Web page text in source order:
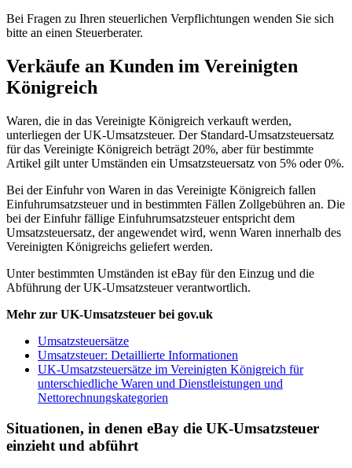
Bei Fragen zu Ihren steuerlichen Verpflichtungen wenden Sie sich
bitte an einen Steuerberater.
Verkäufe an Kunden im Vereinigten
Königreich
Waren, die in das Vereinigte Königreich verkauft werden,
unterliegen der UK-Umsatzsteuer. Der Standard-Umsatzsteuersatz
für das Vereinigte Königreich beträgt 20%, aber für bestimmte
Artikel gilt unter Umständen ein Umsatzsteuersatz von 5% oder 0%.
Bei der Einfuhr von Waren in das Vereinigte Königreich fallen
Einfuhrumsatzsteuer und in bestimmten Fällen Zollgebühren an. Die
bei der Einfuhr fällige Einfuhrumsatzsteuer entspricht dem
Umsatzsteuersatz, der angewendet wird, wenn Waren innerhalb des
Vereinigten Königreichs geliefert werden.
Unter bestimmten Umständen ist eBay für den Einzug und die
Abführung der UK-Umsatzsteuer verantwortlich.
Mehr zur UK-Umsatzsteuer bei gov.uk
Umsatzsteuersätze
Umsatzsteuer: Detaillierte Informationen
UK-Umsatzsteuersätze im Vereinigten Königreich für
unterschiedliche Waren und Dienstleistungen und
Nettorechnungskategorien
Situationen, in denen eBay die UK-Umsatzsteuer
einzieht und abführt